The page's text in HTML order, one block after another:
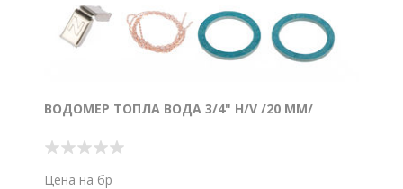
ВОДОМЕР ТОПЛА ВОДА 3/4" H/V /20 ММ/
Цена на бр